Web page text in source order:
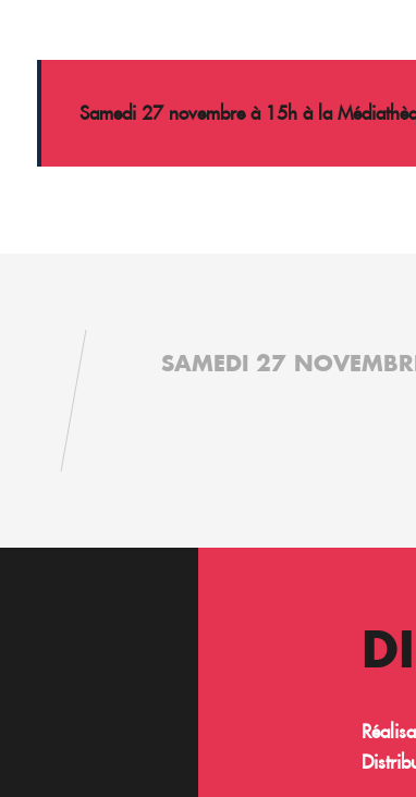
Samedi 27 novembre à 15h à la
SAMEDI 27